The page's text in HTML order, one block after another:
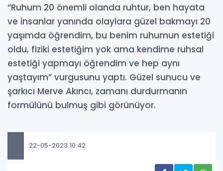
“Ruhum 20 önemli olanda ruhtur, ben hayata
ve insanlar yanında olaylara güzel bakmayı 20
yaşımda öğrendim, bu benim ruhumun estetiği
oldu, fiziki estetiğim yok ama kendime ruhsal
estetiği yapmayı öğrendim ve hep aynı
yaştayım” vurgusunu yaptı. Güzel sunucu ve
şarkıcı Merve Akıncı, zamanı durdurmanın
formülünü bulmuş gibi görünüyor.
22-05-2023 10:42